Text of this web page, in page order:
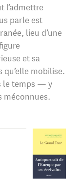
l’admettre
parle est
lieu d’une
et sa
mobilise.
le temps — y
méconnues.